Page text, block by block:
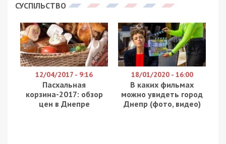
СУСПІЛЬСТВО
12/04/2017 - 9:16
Пасхальная
корзина-2017: обзор
цен в Днепре
18/01/2020 - 16:00
В каких фильмах
можно увидеть город
Днепр (фото, видео)